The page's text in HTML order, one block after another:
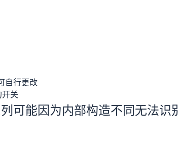
自行更改
开关
可能因为内部构造不同无法识